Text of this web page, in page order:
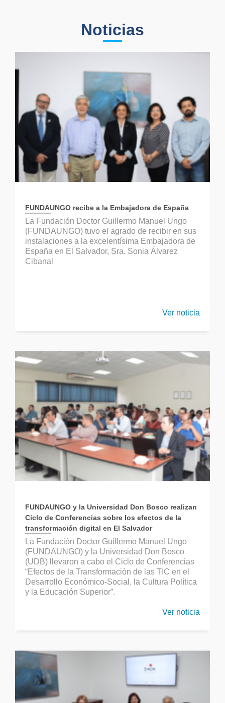
Noticias
FUNDAUNGO recibe a la Embajadora de España
La Fundación Doctor Guillermo Manuel Ungo
(FUNDAUNGO) tuvo el agrado de recibir en sus
instalaciones a la excelentísima Embajadora de
España en El Salvador, Sra. Sonia Álvarez
Cibanal
Ver noticia
FUNDAUNGO y la Universidad Don Bosco realizan
Ciclo de Conferencias sobre los efectos de la
transformación digital en El Salvador
La Fundación Doctor Guillermo Manuel Ungo
(FUNDAUNGO) y la Universidad Don Bosco
(UDB) llevaron a cabo el Ciclo de Conferencias
“Efectos de la Transformación de las TIC en el
Desarrollo Económico-Social, la Cultura Política
y la Educación Superior”.
Ver noticia